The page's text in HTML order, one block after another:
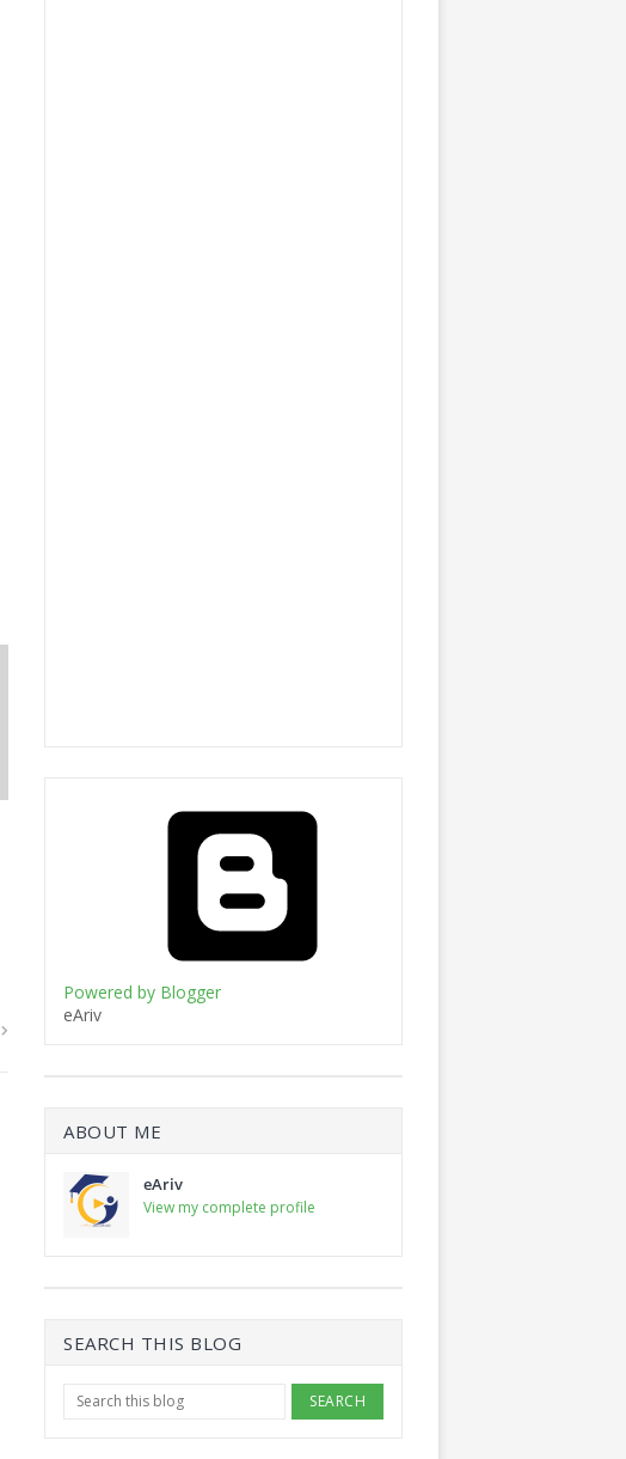
Powered by Blogger
eAriv
ABOUT ME
eAriv
View my complete profile
SEARCH THIS BLOG